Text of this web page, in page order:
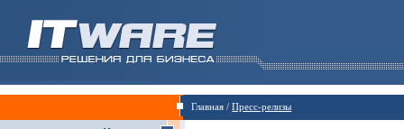
Главная /Пресс-релизы